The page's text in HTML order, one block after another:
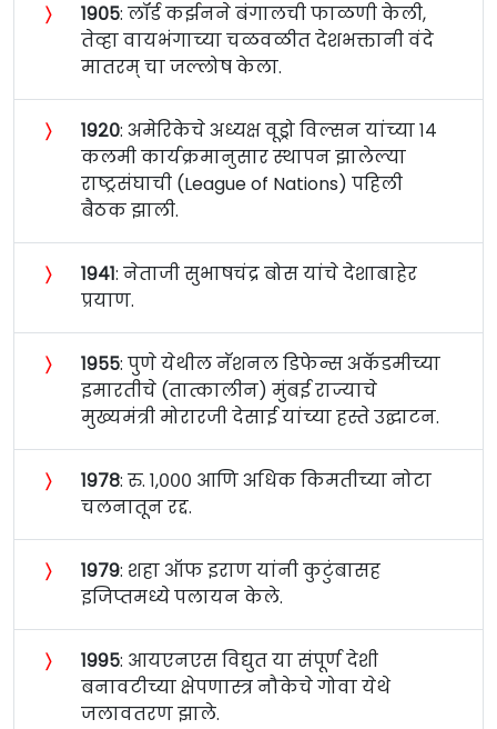
〉 १९०५: लॉर्ड कर्झनने बंगालची फाळणी केली,
तेव्हा वायभंगाच्या चळवळीत देशभक्तानी वंदे
मातरम् चा जल्लोष केला.
〉 १९२०: अमेरिकेचे अध्यक्ष वूड्रो विल्सन यांच्या १४
कलमी कार्यक्रमानुसार स्थापन झालेल्या
राष्ट्रसंघाची (League of Nations) पहिली
बैठक झाली.
〉 १९४१: नेताजी सुभाषचंद्र बोस यांचे देशाबाहेर
प्रयाण.
〉 १९५५: पुणे येथील नॅशनल डिफेन्स अकॅडमीच्या
इमारतीचे (तात्कालीन) मुंबई राज्याचे
मुख्यमंत्री मोरारजी देसाई यांच्या हस्ते उद्घाटन.
〉 १९७८: रु. १,००० आणि अधिक किमतीच्या नोटा
चलनातून रद्द.
〉 १९७९: शहा ऑफ इराण यांनी कुटुंबासह
इजिप्तमध्ये पलायन केले.
〉 १९९५: आयएनएस विद्युत या संपूर्ण देशी
बनावटीच्या क्षेपणास्त्र नौकेचे गोवा येथे
जलावतरण झाले.